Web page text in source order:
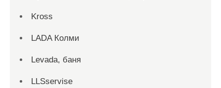
Kross
LADA Колми
Levada, баня
LLSservise